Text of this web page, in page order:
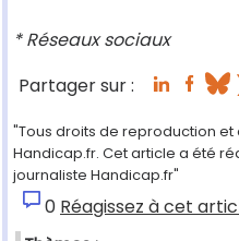
* Réseaux sociaux
Partager sur :
"Tous droits de reproduction
Handicap.fr. Cet article a été
journaliste Handicap.fr"
0 Réagissez à cet